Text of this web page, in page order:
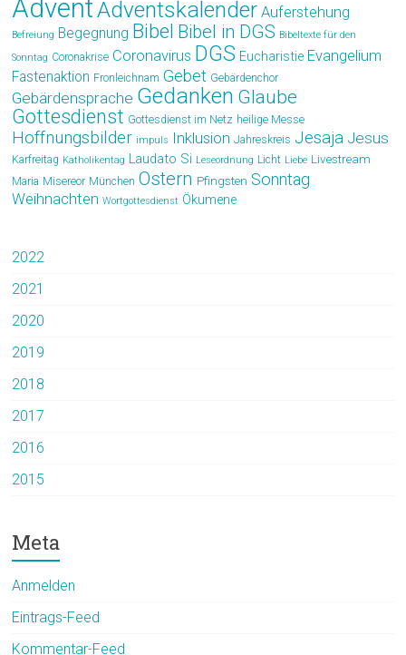
AdventAdventskalender Auferstehung
Befreiung Begegnung Bibel Bibel in DGS Bibeltexte für den
Sonntag Coronakrise Coronavirus DGS Eucharistie Evangelium
Fastenaktion Fronleichnam Gebet Gebärdenchor
Gebärdensprache Gedanken Glaube
Gottesdienst Gottesdienst im Netz heilige Messe
Hoffnungsbilder impuls Inklusion Jahreskreis Jesaja Jesus
Karfreitag Katholikentag Laudato Si Leseordnung Licht Liebe Livestream
Maria Misereor München Ostern Pfingsten Sonntag
Weihnachten Wortgottesdienst Ökumene
2022
2021
2020
2019
2018
2017
2016
2015
Meta
Anmelden
Eintrags-Feed
Kommentar-Feed